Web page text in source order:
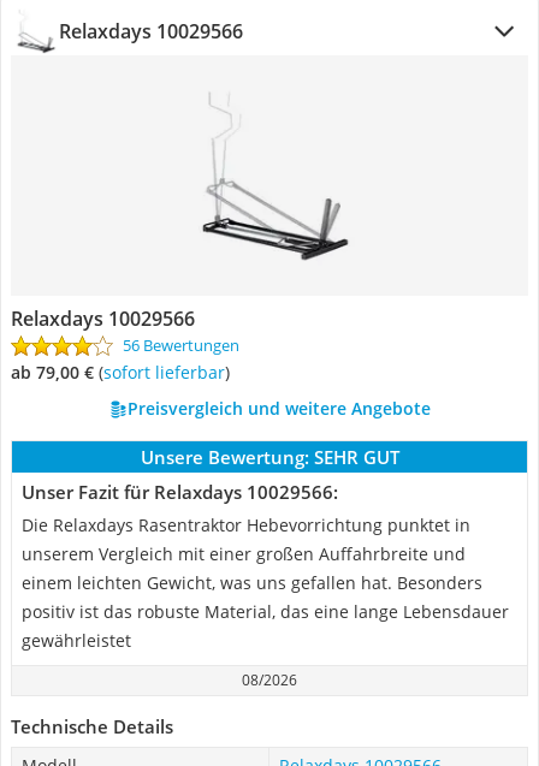
Relaxdays 10029566
Relaxdays 10029566
56 Bewertungen
ab 79,00 € ( Sofort lieferbar)
Preisvergleich und weitere Angebote
Unsere Bewertung: SEHR GUT
Unser Fazit für Relaxdays 10029566:
Die Relaxdays Rasentraktor Hebevorrichtung punktet in
unserem Vergleich mit einer großen Auffahrbreite und
einem leichten Gewicht, was uns gefallen hat. Besonders
positiv ist das robuste Material, das eine lange Lebensdauer
gewährleistet
08/2026
Technische Details